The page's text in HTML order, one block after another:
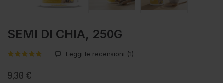
SEMI DI CHIA, 250G
Leggi le recensioni (1)
9,30 €